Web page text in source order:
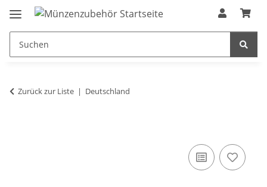
Zurück zur Liste Deutschland